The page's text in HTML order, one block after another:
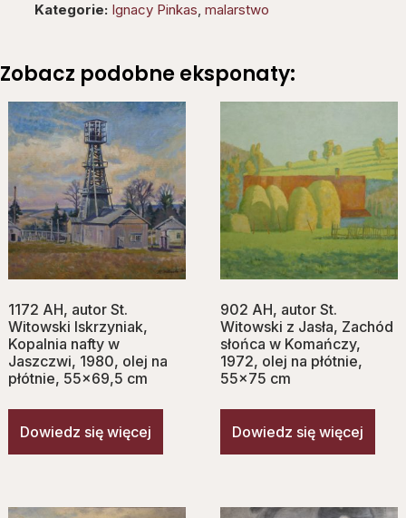
Kategorie: Ignacy Pinkas, malarstwo
Zobacz podobne eksponaty:
1172 AH, autor St.
Witowski Iskrzyniak,
Kopalnia nafty w
Jaszczwi, 1980, olej na
płótnie, 55×69,5 cm
Dowiedz się więcej
902 AH, autor St.
Witowski z Jasła, Zachód
słońca w Komańczy,
1972, olej na płótnie,
55×75 cm
Dowiedz się więcej